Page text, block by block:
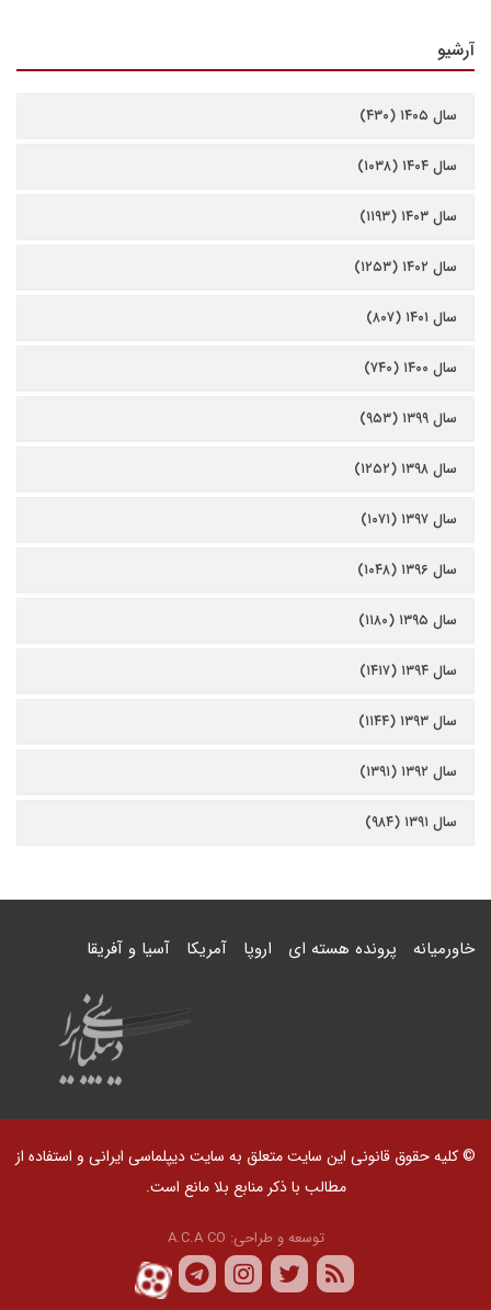
آرشیو
سال ۱۴۰۵ (۴۳۰)
سال ۱۴۰۴ (۱۰۳۸)
سال ۱۴۰۳ (۱۱۹۳)
سال ۱۴۰۲ (۱۲۵۳)
سال ۱۴۰۱ (۸۰۷)
سال ۱۴۰۰ (۷۴۰)
سال ۱۳۹۹ (۹۵۳)
سال ۱۳۹۸ (۱۲۵۲)
سال ۱۳۹۷ (۱۰۷۱)
سال ۱۳۹۶ (۱۰۴۸)
سال ۱۳۹۵ (۱۱۸۰)
سال ۱۳۹۴ (۱۴۱۷)
سال ۱۳۹۳ (۱۱۴۴)
سال ۱۳۹۲ (۱۳۹۱)
سال ۱۳۹۱ (۹۸۴)
خاورمیانه پرونده هسته ای اروپا آمریکا آسیا و آفریقا
© کلیه حقوق قانونی این سایت متعلق به سایت دیپلماسی ایرانی و استفاده از
مطالب با ذکر منابع بلا مانع است.
توسعه و طراحی: A.C.A CO